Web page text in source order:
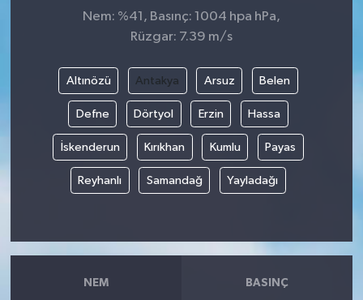
Nem: %41, Basınç: 1004 hpa hPa,
Rüzgar: 7.39 m/s
Altınözü Antakya Arsuz Belen
Defne Dörtyol Erzin Hassa
İskenderun Kırıkhan Kumlu Payas
Reyhanlı Samandağ Yayladağı
NEM BASINÇ